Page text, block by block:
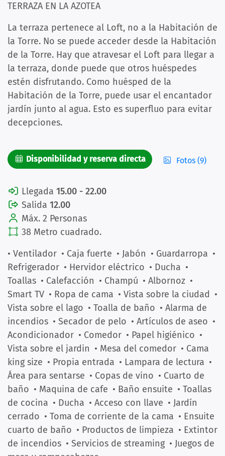
TERRAZA EN LA AZOTEA
La terraza pertenece al Loft, no a la Habitación de
la Torre. No se puede acceder desde la Habitación
de la Torre. Hay que atravesar el Loft para llegar a
la terraza, donde puede que otros huéspedes
estén disfrutando. Como huésped de la
Habitación de la Torre, puede usar el encantador
jardín junto al agua. Esto es superfluo para evitar
decepciones.
Disponibilidad y reserva directa Fotos (9)
Llegada 15.00 - 22.00
Salida 12.00
Máx. 2 Personas
38 Metro cuadrado.
• Ventilador • Caja fuerte • Jabón • Guardarropa •
Refrigerador • Hervidor eléctrico • Ducha •
Toallas • Calefacción • Champú • Albornoz •
Smart TV • Ropa de cama • Vista sobre la ciudad •
Vista sobre el lago • Toalla de baño • Alarma de
incendios • Secador de pelo • Artículos de aseo •
Acondicionador • Comedor • Papel higiénico •
Vista sobre el jardin • Mesa del comedor • Cama
king size • Propia entrada • Lampara de lectura •
Área para sentarse • Copas de vino • Cuarto de
baño • Maquina de cafe • Baño ensuite • Toallas
de cocina • Ducha • Acceso con llave • Jardín
cerrado • Toma de corriente de la cama • Ensuite
cuarto de baño • Productos de limpieza • Extintor
de incendios • Servicios de streaming • Juegos de